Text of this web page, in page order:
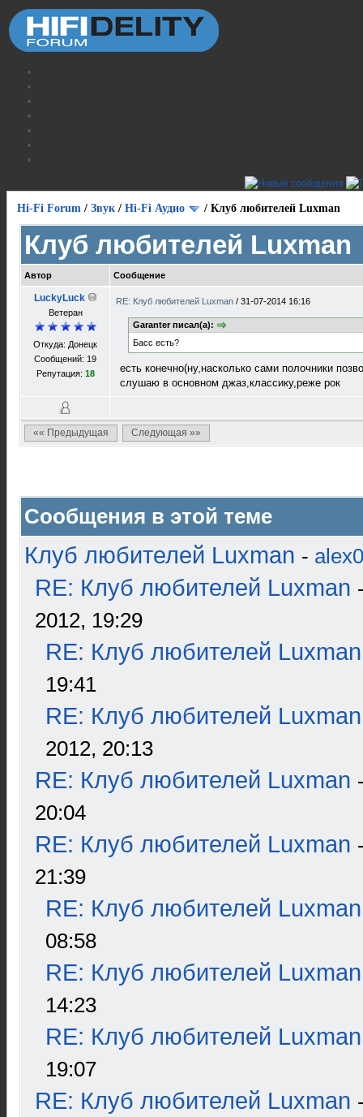
Hi-Fi Forum / Звук / Hi-Fi Аудио / Клуб любителей Luxman
Клуб любителей Luxman
Автор Сообщение
LuckyLuck
Ветеран
Откуда: Донецк
Сообщений: 19
Репутация: 18
RE: Клуб любителей Luxman / 31-07-2014 16:16
Garanter писал(а):
Басс есть?
есть конечно(ну,насколько сами полочники
слушаю в основном джаз,классику,реже рок
«« Предыдущая Следующая »»
Сообщения в этой теме
Клуб любителей Luxman -
RE: Клуб любителей Luxman
2012, 19:29
RE: Клуб любителей Luxman
19:41
RE: Клуб любителей Luxman
2012, 20:13
RE: Клуб любителей Luxman
20:04
RE: Клуб любителей Luxman
21:39
RE: Клуб любителей Luxman
08:58
RE: Клуб любителей Luxman
14:23
RE: Клуб любителей Luxman
19:07
RE: Клуб любителей Luxman